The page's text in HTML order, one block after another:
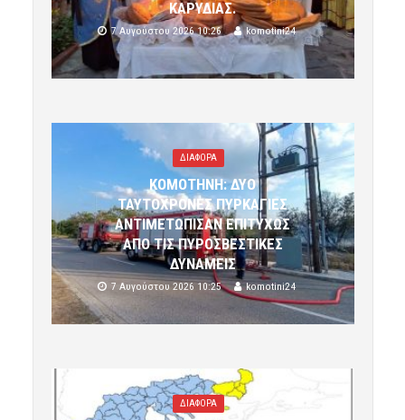
ΚΑΡΥΔΙΑΣ.
7 Αυγούστου 2026 10:26 komotini24
ΔΙΑΦΟΡΑ
ΚΟΜΟΤΗΝΗ: ΔΥΟ
ΤΑΥΤΟΧΡΟΝΕΣ ΠΥΡΚΑΓΙΕΣ
ΑΝΤΙΜΕΤΩΠΙΣΑΝ ΕΠΙΤΥΧΩΣ
ΑΠΟ ΤΙΣ ΠΥΡΟΣΒΕΣΤΙΚΕΣ
ΔΥΝΑΜΕΙΣ
7 Αυγούστου 2026 10:25 komotini24
ΔΙΑΦΟΡΑ